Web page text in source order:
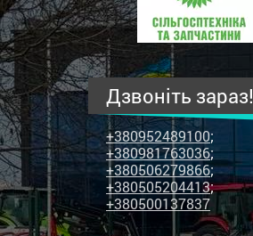
-
продаж
сільськогосподарської
техніки
та
запчастин
Дзвоніть зараз!
+380952489100;
+380981763036;
+380506279866;
+380505204413;
+380500137837